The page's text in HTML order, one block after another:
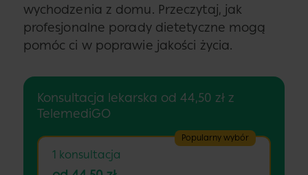
wychodzenia z domu. Przeczytaj, jak
profesjonalne porady dietetyczne mogą
pomóc ci w poprawie jakości życia.
Konsultacja lekarska od 44,50 zł z
TelemediGO
Popularny wybór
1 konsultacja